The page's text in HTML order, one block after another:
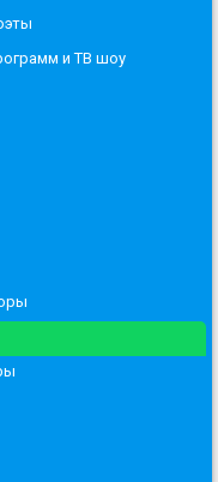
и ТВ шоу